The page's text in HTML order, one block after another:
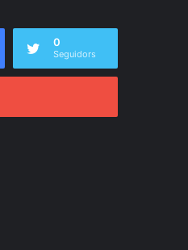
0
Seguidors